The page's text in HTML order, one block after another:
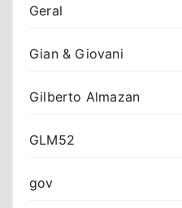
Geral
Gian & Giovani
Gilberto Almazan
GLM52
gov